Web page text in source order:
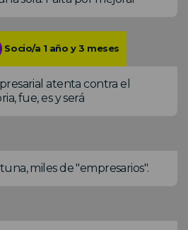
Socio/a 1 año y 3 meses
atenta contra el
fue, es y será
miles de "empresarios".